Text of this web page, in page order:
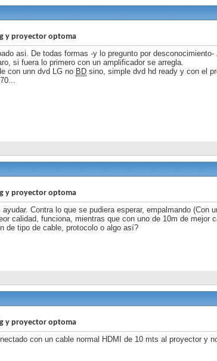
y proyector optoma
asi. De todas formas -y lo pregunto por
si fuera lo primero con un amplificador se arregla.
con unn dvd LG no BD sino, simple dvd hd ready y con el
y proyector optoma
Contra lo que se pudiera esperar, empalmando (Con
calidad, funciona, mientras que con uno de 10m de mejor
de tipo de cable, protocolo o algo así?
y proyector optoma
con un cable normal HDMI de 10 mts al proyector y